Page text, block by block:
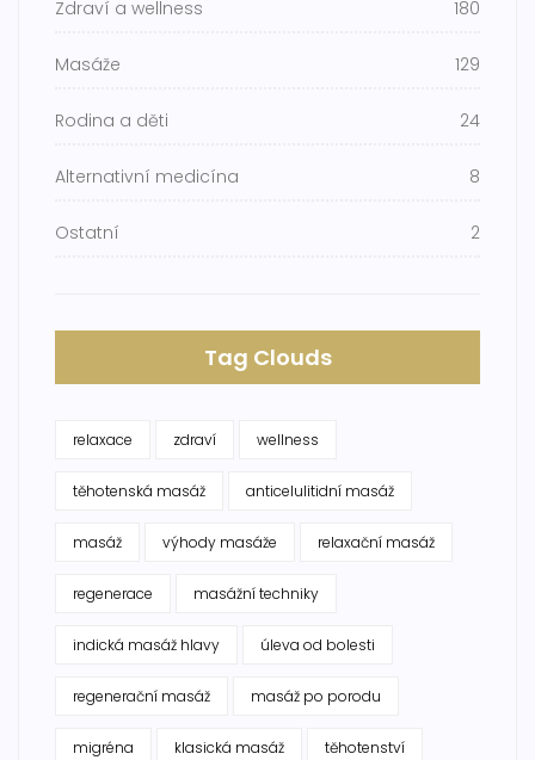
Zdraví a wellness 180
Masáže 129
Rodina a děti 24
Alternativní medicína 8
Ostatní 2
Tag Clouds
relaxace zdraví wellness
těhotenská masáž anticelulitidní masáž
masáž výhody masáže relaxační masáž
regenerace masážní techniky
indická masáž hlavy úleva od bolesti
regenerační masáž masáž po porodu
migréna klasická masáž těhotenství